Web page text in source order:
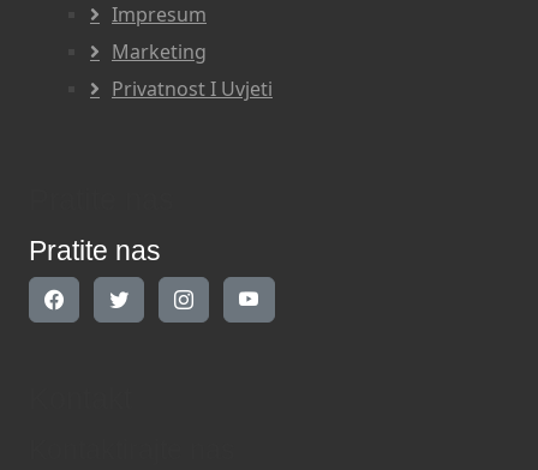
Impresum
Marketing
Privatnost I Uvjeti
Pratite nas